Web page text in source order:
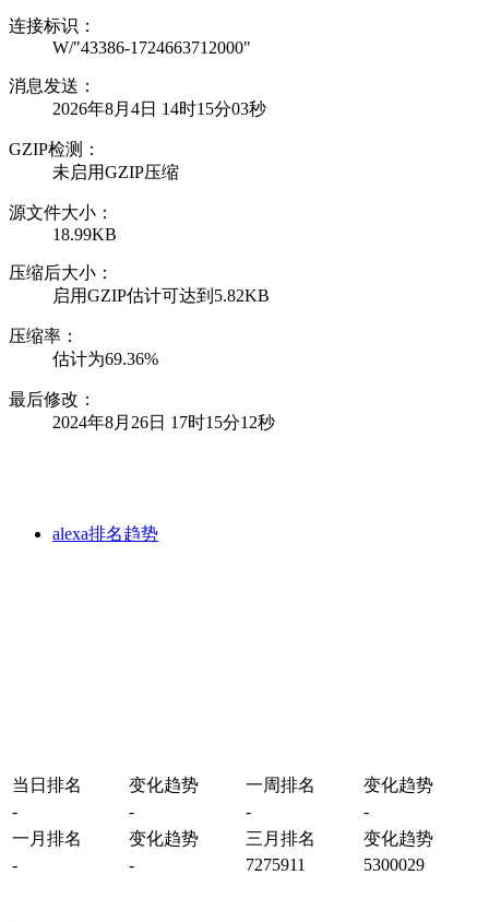
连接标识：
W/"43386-1724663712000"
消息发送：
2026年8月4日 14时15分03秒
GZIP检测：
未启用GZIP压缩
源文件大小：
18.99KB
压缩后大小：
启用GZIP估计可达到5.82KB
压缩率：
估计为69.36%
最后修改：
2024年8月26日 17时15分12秒
alexa排名趋势
当日排名 变化趋势 一周排名
变化趋势
-
- -
-
一月排名
变化趋势 三月排名
变化趋势
-
- 7275911 5300029